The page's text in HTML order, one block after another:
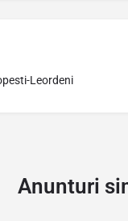
Leordeni
Anunturi